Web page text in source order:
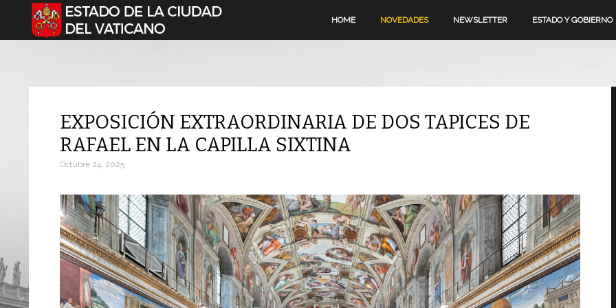
Seleccione su idioma HOME NOVEDADES NEWSLETTER ESTADO Y GOBIERNO
EXPOSICIÓN EXTRAORDINARIA DE DOS TAPICES DE
RAFAEL EN LA CAPILLA SIXTINA
Octubre 24, 2025